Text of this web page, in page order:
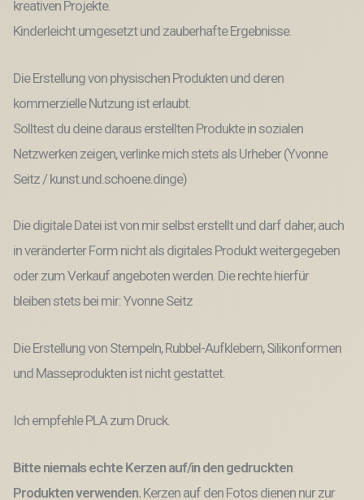
kreativen Projekte.
Kinderleicht umgesetzt und zauberhafte Ergebnisse.
Die Erstellung von physischen Produkten und deren
kommerzielle Nutzung ist erlaubt.
Solltest du deine daraus erstellten Produkte in sozialen
Netzwerken zeigen, verlinke mich stets als Urheber (Yvonne
Seitz / kunst.und.schoene.dinge)
Die digitale Datei ist von mir selbst erstellt und darf daher, auch
in veränderter Form nicht als digitales Produkt weitergegeben
oder zum Verkauf angeboten werden. Die rechte hierfür
bleiben stets bei mir: Yvonne Seitz
Die Erstellung von Stempeln, Rubbel-Aufklebern, Silikonformen
und Masseprodukten ist nicht gestattet.
Ich empfehle PLA zum Druck.
Bitte niemals echte Kerzen auf/in den gedruckten
Produkten verwenden. Kerzen auf den Fotos dienen nur zur